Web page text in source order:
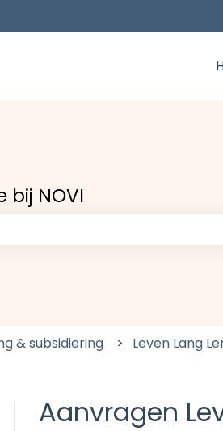
bij NOVI
& subsidiering Leven Lang
Aanvragen